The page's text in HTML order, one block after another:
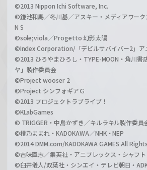
©2013 Nippon Ichi Software, Inc.
©鎌池和馬／冬川基／アスキー・メディアワーク
N S
©sole;viola／Progetto 幻影太陽
©Index Corporation/「デビルサバイバー2」ア
©2013 ひろやまひろし・TYPE-MOON・角川書
ヤ」製作委員会
©Project wooser 2
©Project シンフォギアＧ
©2013 プロジェクトラブライブ！
©KLabGames
© TRIGGER・中島かずき／キルラキル製作委員
©橙乃ままれ・KADOKAWA／NHK・NEP
©2014 DMM.com/KADOKAWA GAMES All
©古味直志／集英社・アニプレックス・シャフト
©臼井儀人/双葉社・シンエイ・テレビ朝日・